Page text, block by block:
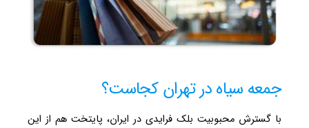
جمعه سیاه در تهران کجاست؟
با گسترش محبوبیت بلک فرایدی در ایران، پایتخت هم از این